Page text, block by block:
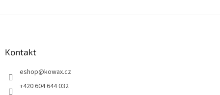
Kontakt
eshop@kowax.cz
+420 604 644 032